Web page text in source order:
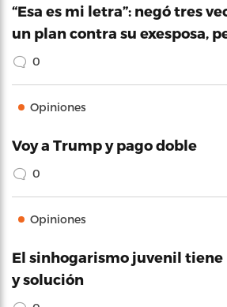
“Esa es mi letra”: negó tres
un plan contra su exesposa,
0
Opiniones
Voy a Trump y pago doble
0
Opiniones
El sinhogarismo juvenil
y solución